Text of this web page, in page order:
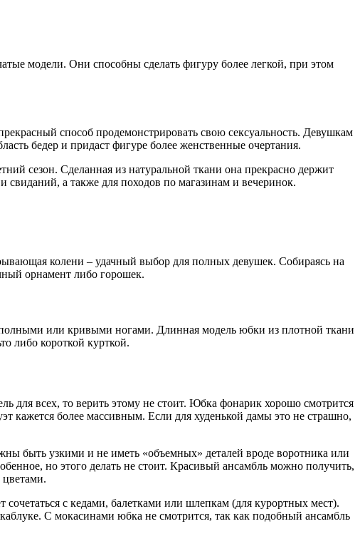
модели. Они способны сделать фигуру более легкой, при этом
способ продемонстрировать свою сексуальность. Девушкам
бедер и придаст фигуре более женственные очертания.
сезон. Сделанная из натуральной ткани она прекрасно держит
а также для походов по магазинам и вечеринок.
колени – удачный выбор для полных девушек. Собираясь на
орнамент либо горошек.
или кривыми ногами. Длинная модель юбки из плотной ткани
либо короткой курткой.
для всех, то верить этому не стоит. Юбка фонарик хорошо смотрится
кажется более массивным. Если для худенькой дамы это не страшно,
быть узкими и не иметь «объемных» деталей вроде воротника или
но этого делать не стоит. Красивый ансамбль можно получить,
с кедами, балетками или шлепкам (для курортных мест).
С мокасинами юбка не смотрится, так как подобный ансамбль